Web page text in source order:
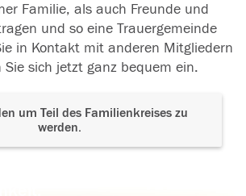
Familie, als auch Freunde und
und so eine Trauergemeinde
in Kontakt mit anderen Mitgliedern
Sie sich jetzt ganz bequem ein.
um Teil des Familienkreises zu
werden.